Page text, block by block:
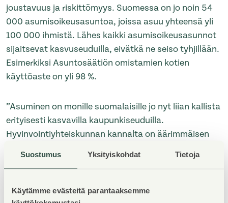
Suostumus Yksityiskohdat Tietoja
Käytämme evästeitä parantaaksemme
joustavuus ja riskittömyys. Suomessa on jo noin 54
000 asumisoikeusasuntoa, joissa asuu yhteensä yli
100 000 ihmistä. Lähes kaikki asumisoikeusasunnot
sijaitsevat kasvuseuduilla, eivätkä ne seiso tyhjillään.
Esimerkiksi Asuntosäätiön omistamien kotien
käyttöaste on yli 98 %.
”Asuminen on monille suomalaisille jo nyt liian kallista
erityisesti kasvavilla kaupunkiseuduilla.
Hyvinvointiyhteiskunnan kannalta on äärimmäisen
erilaisia asumismuotoja, ja mahdollisuus
muistuttaa Kankainen.